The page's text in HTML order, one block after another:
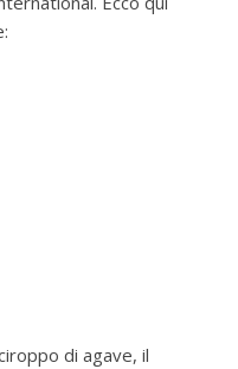
di agave, il